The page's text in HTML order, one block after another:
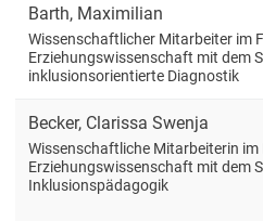
Barth, Maximilian
Wissenschaftlicher Mitarbeiter im
Erziehungswissenschaft mit dem
inklusionsorientierte Diagnostik
Becker, Clarissa Swenja
Wissenschaftliche Mitarbeiterin im
Erziehungswissenschaft mit dem
Inklusionspädagogik